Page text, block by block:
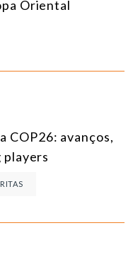
Oriental
COP26: avanços,
players